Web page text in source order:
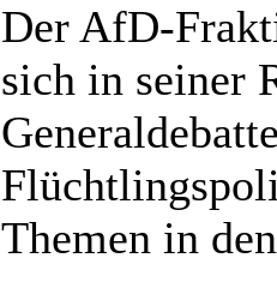
Der AfD-
sich in seiner
Themen in